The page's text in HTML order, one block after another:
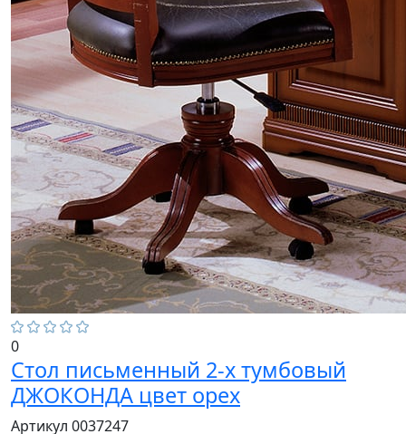
0
Стол письменный 2-х тумбовый
ДЖОКОНДА цвет орех
Артикул 0037247